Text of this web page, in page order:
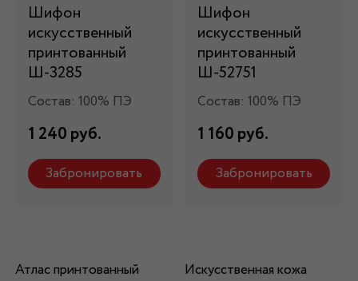
Шифон
искусственный
принтованный
Ш-3285
Состав: 100% ПЭ
1 240 руб.
Забронировать
Шифон
искусственный
принтованный
Ш-52751
Состав: 100% ПЭ
1 160 руб.
Забронировать
Атлас принтованный
Искусственная кожа